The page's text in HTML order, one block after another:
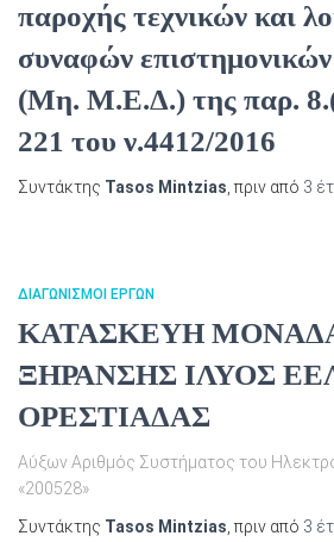
παροχής τεχνικών και
συναφών
(Μη. Μ.Ε.Δ.) της παρ.
221 του ν.4412/2016
Συντάκτης Tasos Mintzias , πριν από 3
ΔΙΑΓΩΝΙΣΜΟΊ ΈΡΓΩΝ
ΚΑΤΑΣΚΕΥΗ
ΞΗΡΑΝΣΗΣ ΙΛΥΟΣ
ΟΡΕΣΤΙΑΔΑΣ
Αύξων Αριθμός Συστήματος του
«200528»
Συντάκτης Tasos Mintzias , πριν από 3